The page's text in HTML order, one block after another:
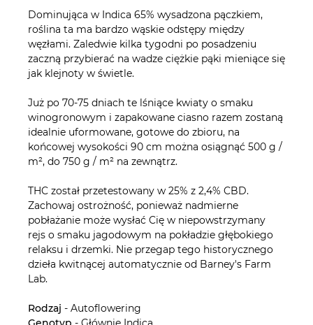
Dominująca w Indica 65% wysadzona pączkiem,
roślina ta ma bardzo wąskie odstępy między
węzłami. Zaledwie kilka tygodni po posadzeniu
zaczną przybierać na wadze ciężkie pąki mieniące się
jak klejnoty w świetle.
Już po 70-75 dniach te lśniące kwiaty o smaku
winogronowym i zapakowane ciasno razem zostaną
idealnie uformowane, gotowe do zbioru, na
końcowej wysokości 90 cm można osiągnąć 500 g /
m², do 750 g / m² na zewnątrz.
THC został przetestowany w 25% z 2,4% CBD.
Zachowaj ostrożność, ponieważ nadmierne
pobłażanie może wysłać Cię w niepowstrzymany
rejs o smaku jagodowym na pokładzie głębokiego
relaksu i drzemki. Nie przegap tego historycznego
dzieła kwitnącej automatycznie od Barney's Farm
Lab.
Rodzaj - Autoflowering